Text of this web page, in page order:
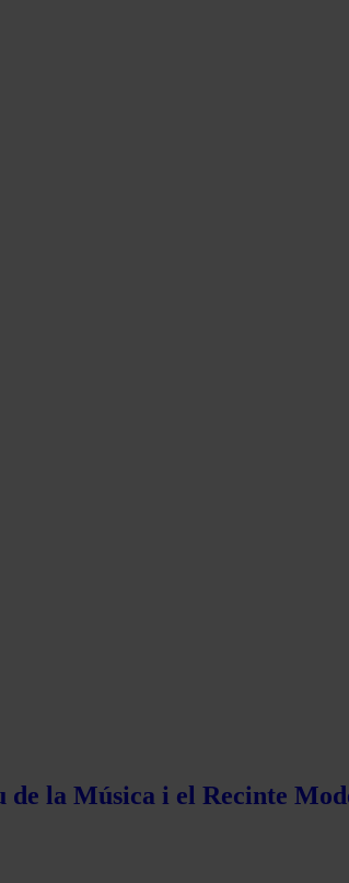
de la Música i el Recinte